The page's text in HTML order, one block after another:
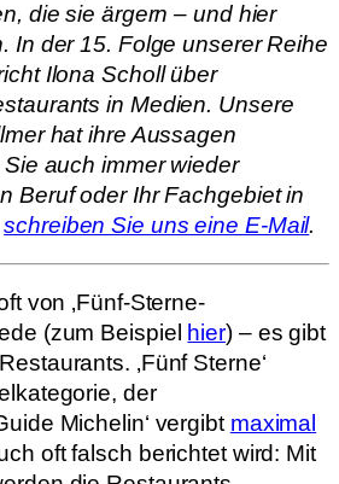
die sie ärgern – und hier
In der 15. Folge unserer Reihe
Ilona Scholl über
in Medien. Unsere
hat ihre Aussagen
auch immer wieder
Beruf oder Ihr Fachgebiet in
schreiben Sie uns eine E-Mail.
von ‚Fünf-Sterne-
(zum Beispiel hier) – es gibt
‚Fünf Sterne‘
der
Michelin‘ vergibt maximal
oft falsch berichtet wird: Mit